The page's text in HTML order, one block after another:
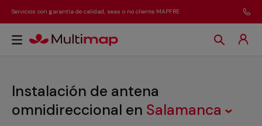
Servicios con garantía de calidad, seas o no cliente MAPFRE
Instalación de antena
omnidireccional en Salamanca